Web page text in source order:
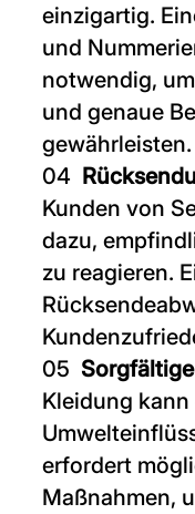
einzigartig.
und
notwendig,
und genaue
gewährleisten.
Kunden von
dazu,
zu reagieren.
Kleidung
erfordert
Maßnahmen,